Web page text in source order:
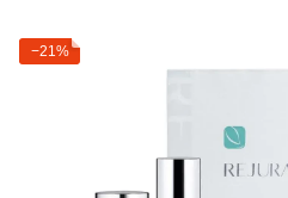
−21%